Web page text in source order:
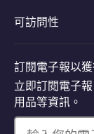
可訪問性
訂閱電子報以
立即訂閱電子
用品等資訊。